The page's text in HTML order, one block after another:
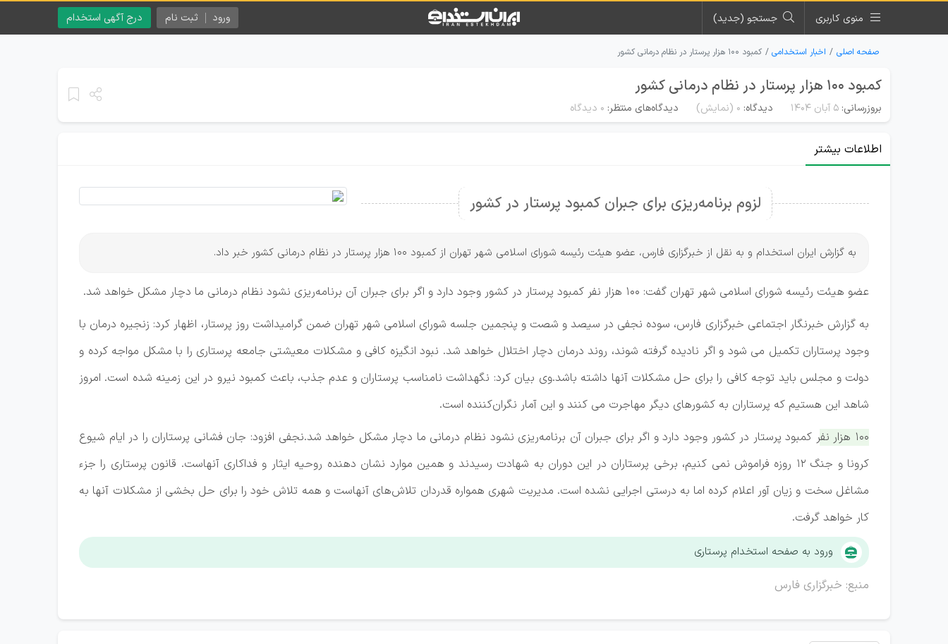
منوی کاربری جستجو (جدید) درج آگهی استخدام ورود ثبت نام
صفحه اصلی اخبار استخدامی کمبود ۱۰۰ هزار پرستار در نظام درمانی کشور
کمبود ۱۰۰ هزار پرستار در نظام درمانی کشور
بروزرسانی: ۵ آبان ۱۴۰۴ دیدگاه: 0 (نمایش) دیدگاه‌های منتظر: ۰ دیدگاه
اطلاعات بیشتر
لزوم برنامه‌ریزی برای جبران کمبود پرستار در کشور
به گزارش ایران استخدام و به نقل از خبرگزاری فارس، عضو هیئت رئیسه شورای اسلامی شهر تهران از کمبود ۱۰۰ هزار پرستار در نظام درمانی کشور خبر داد.
عضو هیئت رئیسه شورای اسلامی شهر تهران گفت: ۱۰۰ هزار نفر کمبود پرستار در کشور وجود دارد و اگر برای جبران آن برنامه‌ریزی نشود نظام درمانی ما دچار مشکل خواهد شد.
به گزارش خبرنگار اجتماعی خبرگزاری فارس، سوده نجفی در سیصد و شصت و پنجمین جلسه شورای اسلامی شهر تهران ضمن گرامیداشت روز پرستار، اظهار کرد: زنجیره درمان با
وجود پرستاران تکمیل می شود و اگر نادیده گرفته شوند، روند درمان دچار اختلال خواهد شد. نبود انگیزه کافی و مشکلات معیشتی جامعه پرستاری را با مشکل مواجه کرده و
دولت و مجلس باید توجه کافی را برای حل مشکلات آنها داشته باشد.وی بیان کرد: نگهداشت نامناسب پرستاران و عدم جذب، باعث کمبود نیرو در این زمینه شده است. امروز
شاهد این هستیم که پرستاران به کشورهای دیگر مهاجرت می کنند و این آمار نگران‌کننده است.
۱۰۰ هزار نفر کمبود پرستار در کشور وجود دارد و اگر برای جبران آن برنامه‌ریزی نشود نظام درمانی ما دچار مشکل خواهد شد.
نجفی افزود: جان فشانی پرستاران را در ایام شیوع
کرونا و جنگ ۱۲ روزه فراموش نمی کنیم، برخی پرستاران در این دوران به شهادت رسیدند و همین موارد نشان دهنده روحیه ایثار و فداکاری آنهاست. قانون پرستاری را جزء
مشاغل سخت و زیان آور اعلام کرده اما به درستی اجرایی نشده است. مدیریت شهری همواره قدردان تلاش‌های آنهاست و همه تلاش خود را برای حل بخشی از مشکلات آنها به
کار خواهد گرفت.
ورود به صفحه استخدام پرستاری
منبع: خبرگزاری فارس